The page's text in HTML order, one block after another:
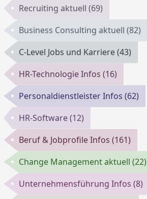
Recruiting aktuell(69)
Business Consulting aktuell(82)
C-Level Jobs und Karriere(43)
HR-Technologie Infos(16)
Personaldienstleister Infos(62)
HR-Software(12)
Beruf & Jobprofile Infos(161)
Change Management aktuell(22)
Unternehmensführung Infos(8)